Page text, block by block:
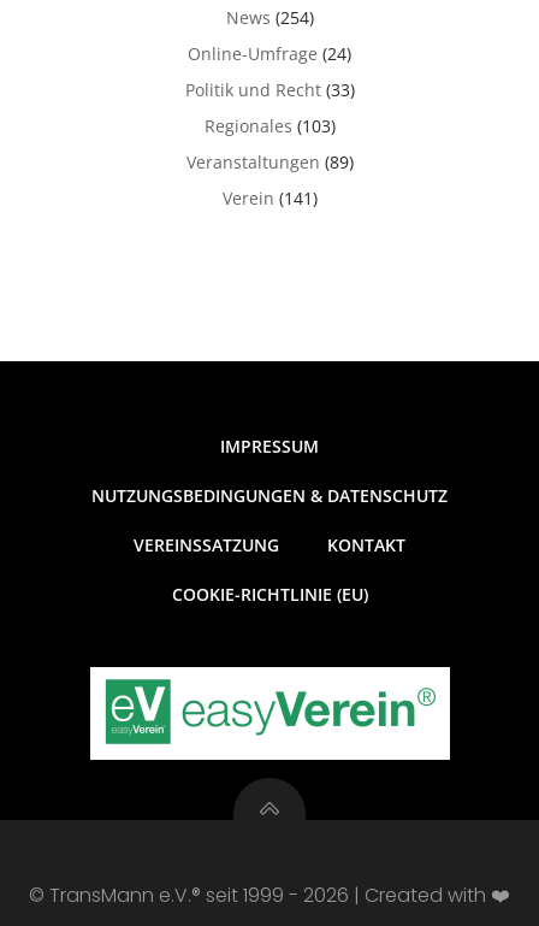
News (254)
Online-Umfrage (24)
Politik und Recht(33)
Regionales (103)
Veranstaltungen (89)
Verein (141)
IMPRESSUM
NUTZUNGSBEDINGUNGEN & DATENSCHUTZ
VEREINSSATZUNG KONTAKT
COOKIE-RICHTLINIE (EU)
© TransMann e.V.® seit 1999 - 2026 | Created with ❤️